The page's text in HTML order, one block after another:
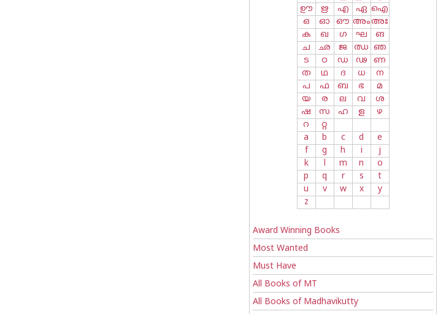
ഊ
ഋ എ ഏ ഐ
ഒ
ഓ ഔ അംഅഃ
ക
ഖ ഗ ഘ
ങ
ച
ഛ ജ ഝ ഞ
ട
ഠ ഡ ഢ
ണ
ത
ഥ ദ ധ
ന
പ
ഫ ബ ഭ
മ
യ
ര ല വ
ശ
ഷ
സ ഹ ള
ഴ
റ
റ്റ
a
b c d
e
f
g h i
j
k
l m n
o
p
q r s
t
u
v w x
y
z
Award Winning Books
Most Wanted
Must Have
All Books of MT
All Books of Madhavikutty